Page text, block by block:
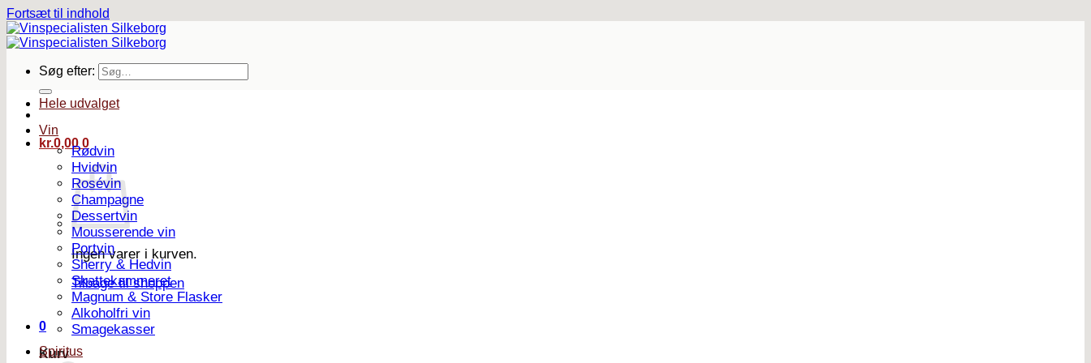
Fortsæt til indhold
Søg efter:
kr.0,00 0
Ingen varer i kurven.
Tilbage til shoppen
0
Kurv
Hele udvalget
Vin
Rødvin
Hvidvin
Rosévin
Champagne
Dessertvin
Mousserende vin
Portvin
Sherry & Hedvin
Skattekammeret
Magnum & Store Flasker
Alkoholfri vin
Smagekasser
Spiritus